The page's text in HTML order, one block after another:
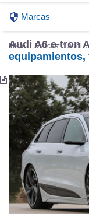
Marcas
Inicio Marcas Audi
Audi A6 e-tron